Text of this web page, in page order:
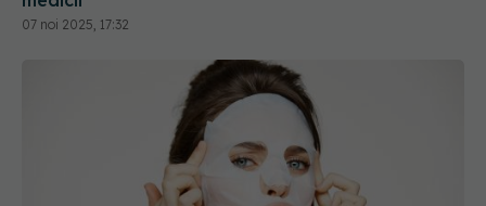
07 noi 2025, 17:32